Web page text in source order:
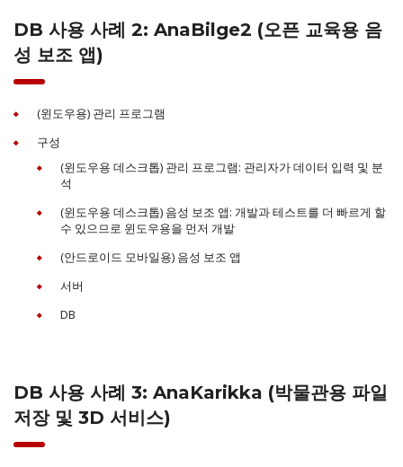
DB 사용 사례 2: AnaBilge2 (오픈 교육용 음
성 보조 앱)
(윈도우용) 관리 프로그램
구성
(윈도우용 데스크톱) 관리 프로그램: 관리자가 데이터 입력 및 분
석
(윈도우용 데스크톱) 음성 보조 앱: 개발과 테스트를 더 빠르게 할
수 있으므로 윈도우용을 먼저 개발
(안드로이드 모바일용) 음성 보조 앱
서버
DB
DB 사용 사례 3: AnaKarikka (박물관용 파일
저장 및 3D 서비스)